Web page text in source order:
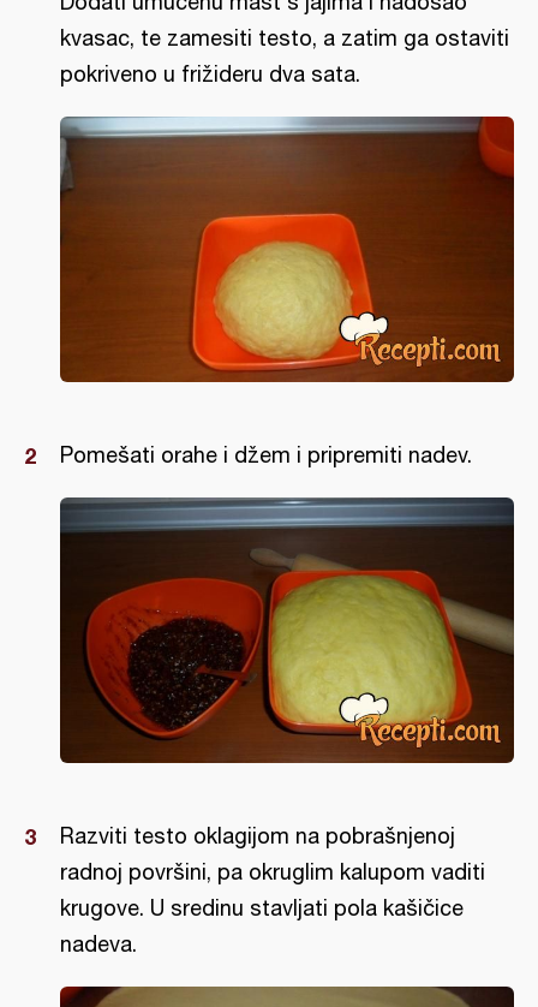
kvasac, te zamesiti testo, a zatim ga ostaviti
pokriveno u frižideru dva sata.
Pomešati orahe i džem i pripremiti nadev.
Razviti testo oklagijom na pobrašnjenoj
radnoj površini, pa okruglim kalupom vaditi
krugove. U sredinu stavljati pola kašičice
nadeva.